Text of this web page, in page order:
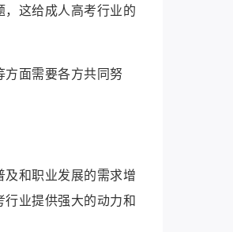
这给成人高考行业的
面需要各方共同努
和职业发展的需求增
业提供强大的动力和